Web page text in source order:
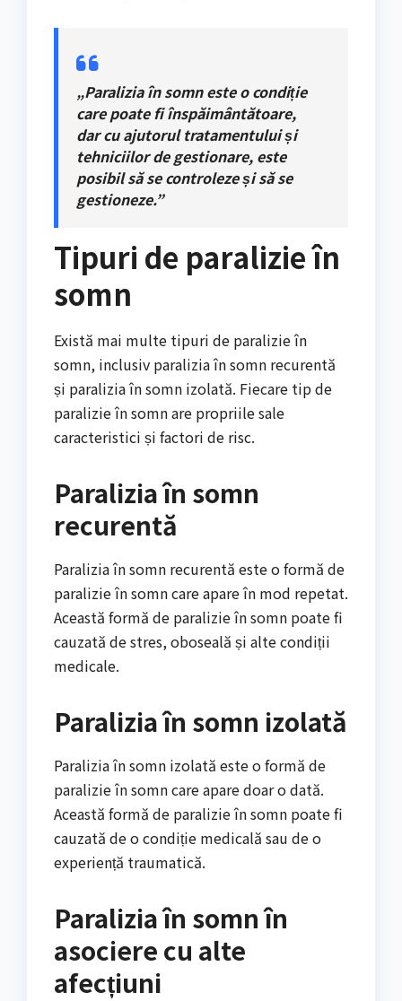
„Paralizia în somn este o condiție
care poate fi înspăimântătoare,
dar cu ajutorul tratamentului și
tehniciilor de gestionare, este
posibil să se controleze și să se
gestioneze.”
Tipuri de paralizie în
somn
Există mai multe tipuri de paralizie în
somn, inclusiv paralizia în somn recurentă
și paralizia în somn izolată. Fiecare tip de
paralizie în somn are propriile sale
caracteristici și factori de risc.
Paralizia în somn
recurentă
Paralizia în somn recurentă este o formă de
paralizie în somn care apare în mod repetat.
Această formă de paralizie în somn poate fi
cauzată de stres, oboseală și alte condiții
medicale.
Paralizia în somn izolată
Paralizia în somn izolată este o formă de
paralizie în somn care apare doar o dată.
Această formă de paralizie în somn poate fi
cauzată de o condiție medicală sau de o
experiență traumatică.
Paralizia în somn în
asociere cu alte
afecțiuni